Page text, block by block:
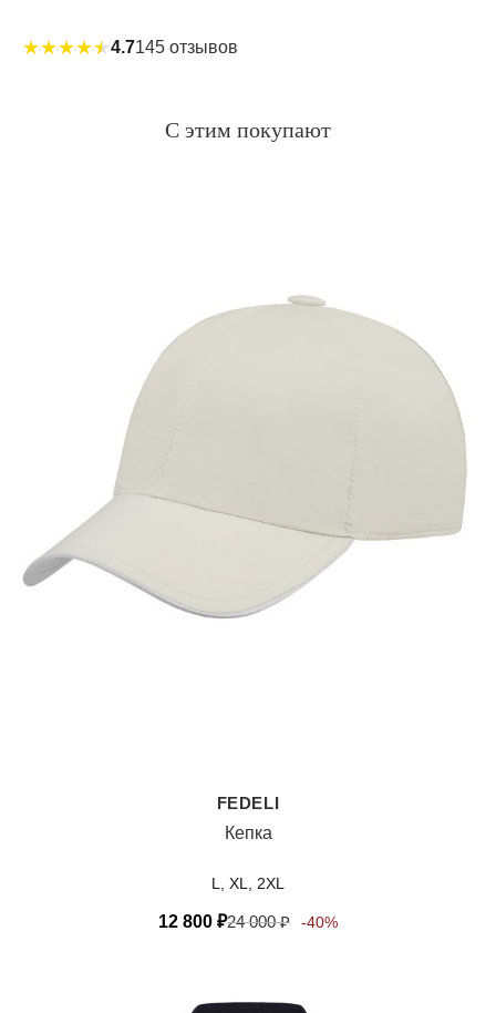
★★★★★4.7145 отзывов
С этим покупают
FEDELI
Кепка
L, XL, 2XL
12 800 ₽24 000₽ -40%